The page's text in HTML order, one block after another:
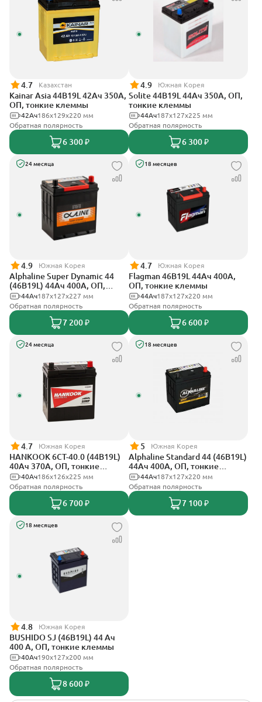
4.7 Казахстан
Kainar Asia 44B19L 42Ач 350А,
ОП, тонкие клеммы
186х129х220 мм
42Ач
Обратная полярность
6 300 ₽
4.9 Южная Корея
Solite 44B19L 44Ач 350А, ОП,
тонкие клеммы
187x127x225 мм
44Ач
Обратная полярность
6 300 ₽
24 месяца
4.9 Южная Корея
Alphaline Super Dynamic 44
(46B19L) 44Ач 400А, ОП,
тонкие клеммы
187х127х227 мм
44Ач
Обратная полярность
7 200 ₽
18 месяцев
4.7 Южная Корея
Flagman 46B19L 44Ач 400А,
ОП, тонкие клеммы
187x127x220 мм
44Ач
Обратная полярность
6 600 ₽
24 месяца
4.7 Южная Корея
HANKOOK 6СТ-40.0 (44B19L)
40Ач 370А, ОП, тонкие
клеммы186х126х225 мм
40Ач
Обратная полярность
6 700 ₽
18 месяцев
5 Южная Корея
Alphaline Standard 44 (46B19L)
44Ач 400А, ОП, тонкие
клеммы187x127х220 мм
44Ач
Обратная полярность
7 100 ₽
18 месяцев
4.8 Южная Корея
BUSHIDO SJ (46B19L) 44 Ач
400 А, ОП, тонкие клеммы
190x127x200 мм
40Ач
Обратная полярность
8 600 ₽